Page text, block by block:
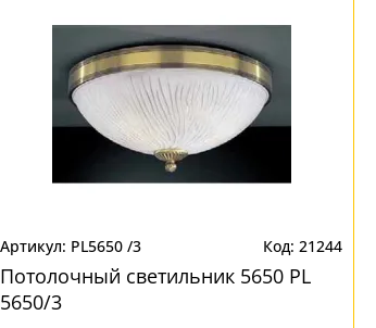
PL5650 /3 21244
Потолочный светильник 5650 PL
5650/3